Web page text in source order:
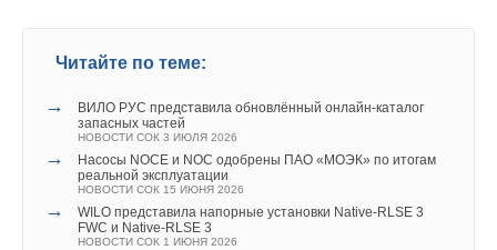
Читайте по теме:
→
ВИЛО РУС представила обновлённый онлайн‑каталог
запасных частей
НОВОСТИ СОК 3 ИЮЛЯ 2026
→
Насосы NOCE и NOC одобрены ПАО «МОЭК» по итогам
реальной эксплуатации
НОВОСТИ СОК 15 ИЮНЯ 2026
→
WILO представила напорные установки Native‑RLSE 3
FWC и Native‑RLSE 3
НОВОСТИ СОК 1 ИЮНЯ 2026
Добавить комментарий